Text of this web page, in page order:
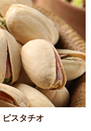
ピスタチオ